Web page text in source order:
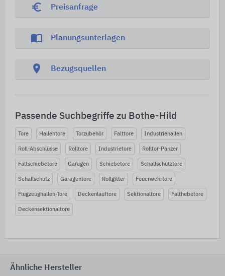
euro_symbol Preisanfrage
import_contacts Planungsunterlagen
location_on Bezugsquellen
Passende Suchbegriffe zu Bothe-Hild
Tore Hallentore Torzubehör Falttore Industriehallen
Roll-Abschlüsse Rolltore Industrietore Rolltor-Panzer
Faltschiebetore Garagen Schiebetore Schallschutztore
Schallschutz Garagentore Rollgitter Feuerwehrtore
Flugzeughallen-Tore Deckenlauftore Sektionaltore Falthebetore
Deckensektionaltore
Ähnliche Hersteller